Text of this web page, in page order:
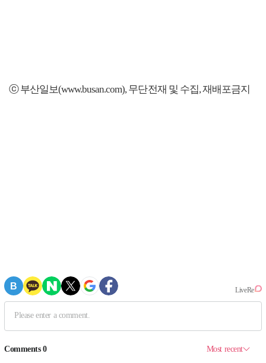
ⓒ 부산일보(www.busan.com), 무단전재 및 수집, 재배포금지